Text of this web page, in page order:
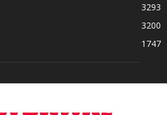
3293
3200
1747